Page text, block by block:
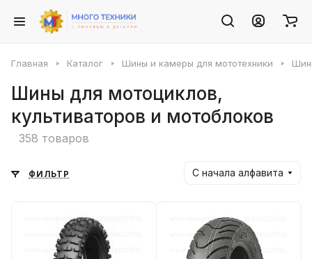
Главная Каталог Шины и камеры для мототехники
Шины для мотоциклов,
культиваторов и мотоблоков
358 товаров
ФИЛЬТР С начала алфавита